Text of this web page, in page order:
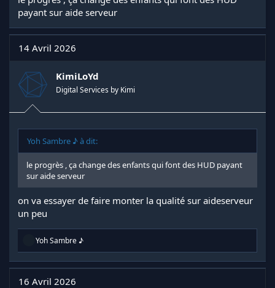
payant sur aide serveur
14 Avril 2026
KimiLoYd
Digital Services by Kimi
Yoh Sambre ♪ à dit:
le progrès , ça change des enfants qui font des HUD payant
sur aide serveur
on va essayer de faire monter la qualité sur aideserveur
un peu
R
a
c
t
Yoh Sambre ♪
16 Avril 2026